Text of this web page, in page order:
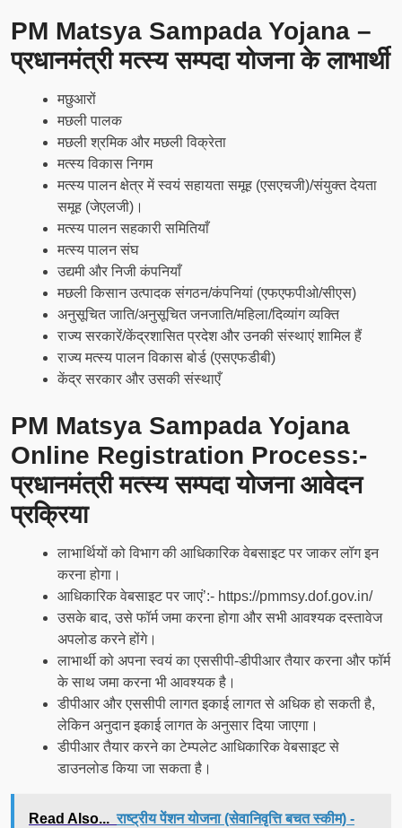
PM Matsya Sampada Yojana –
प्रधानमंत्री मत्स्य सम्पदा योजना के लाभार्थी
मछुआरों
मछली पालक
मछली श्रमिक और मछली विक्रेता
मत्स्य विकास निगम
मत्स्य पालन क्षेत्र में स्वयं सहायता समूह (एसएचजी)/संयुक्त देयता
समूह (जेएलजी)।
मत्स्य पालन सहकारी समितियाँ
मत्स्य पालन संघ
उद्यमी और निजी कंपनियाँ
मछली किसान उत्पादक संगठन/कंपनियां (एफएफपीओ/सीएस)
अनुसूचित जाति/अनुसूचित जनजाति/महिला/दिव्यांग व्यक्ति
राज्य सरकारें/केंद्रशासित प्रदेश और उनकी संस्थाएं शामिल हैं
राज्य मत्स्य पालन विकास बोर्ड (एसएफडीबी)
केंद्र सरकार और उसकी संस्थाएँ
PM Matsya Sampada Yojana
Online Registration Process:-
प्रधानमंत्री मत्स्य सम्पदा योजना आवेदन
प्रक्रिया
लाभार्थियों को विभाग की आधिकारिक वेबसाइट पर जाकर लॉग इन
करना होगा।
आधिकारिक वेबसाइट पर जाएं’:- https://pmmsy.dof.gov.in/
उसके बाद, उसे फॉर्म जमा करना होगा और सभी आवश्यक दस्तावेज
अपलोड करने होंगे।
लाभार्थी को अपना स्वयं का एससीपी-डीपीआर तैयार करना और फॉर्म
के साथ जमा करना भी आवश्यक है।
डीपीआर और एससीपी लागत इकाई लागत से अधिक हो सकती है,
लेकिन अनुदान इकाई लागत के अनुसार दिया जाएगा।
डीपीआर तैयार करने का टेम्पलेट आधिकारिक वेबसाइट से
डाउनलोड किया जा सकता है।
Read Also... राष्ट्रीय पेंशन योजना (सेवानिवृत्ति बचत स्कीम) -